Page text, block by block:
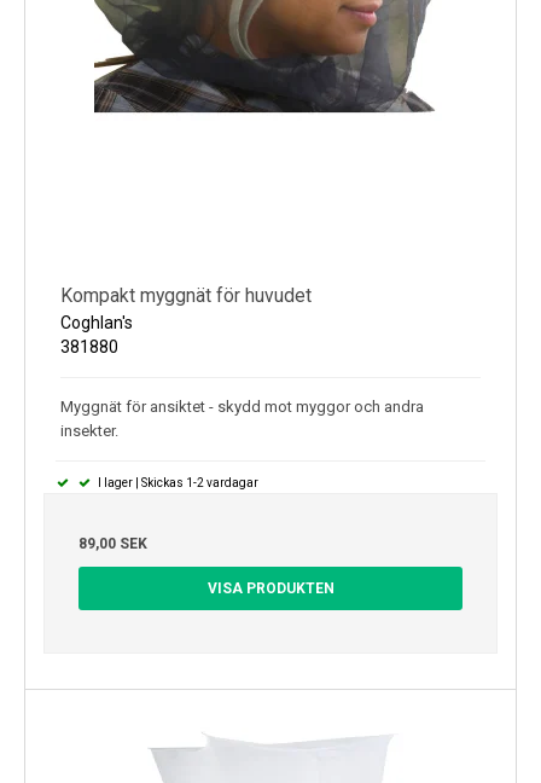
Kompakt myggnät för huvudet
Coghlan's
381880
Myggnät för ansiktet - skydd mot myggor och andra
insekter.
I lager | Skickas 1-2 vardagar
89,00 SEK
VISA PRODUKTEN